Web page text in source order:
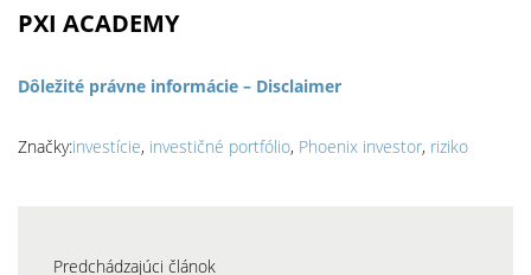
PXI ACADEMY
Dôležité právne informácie – Disclaimer
Značky:investície, investičné portfólio, Phoenix investor, riziko
Predchádzajúci článok